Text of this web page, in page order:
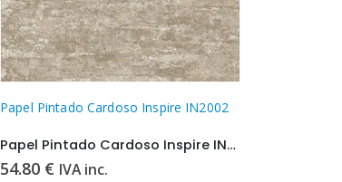
Papel Pintado Cardoso Inspire IN1504
Papel Pintado Cardoso Inspire IN1504
54.80 € IVA inc.